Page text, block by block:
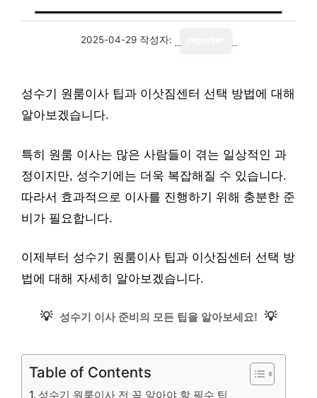
2025-04-29 작성자:
성수기 원룸이사 팁과 이삿짐센터 선택 방법에 대해
알아보겠습니다.
특히 원룸 이사는 많은 사람들이 겪는 일상적인 과
정이지만, 성수기에는 더욱 복잡해질 수 있습니다.
따라서 효과적으로 이사를 진행하기 위해 충분한 준
비가 필요합니다.
이제부터 성수기 원룸이사 팁과 이삿짐센터 선택 방
법에 대해 자세히 알아보겠습니다.
💡 성수기 이사 준비의 모든 팁을 알아보세요! 💡
Table of Contents
성수기 원룸이사 전 꼭 알아야 할 필수 팁